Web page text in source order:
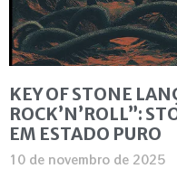
KEY OF STONE
ROCK’N’ROLL”:
EM ESTADO PURO
10 de novembro de 2025